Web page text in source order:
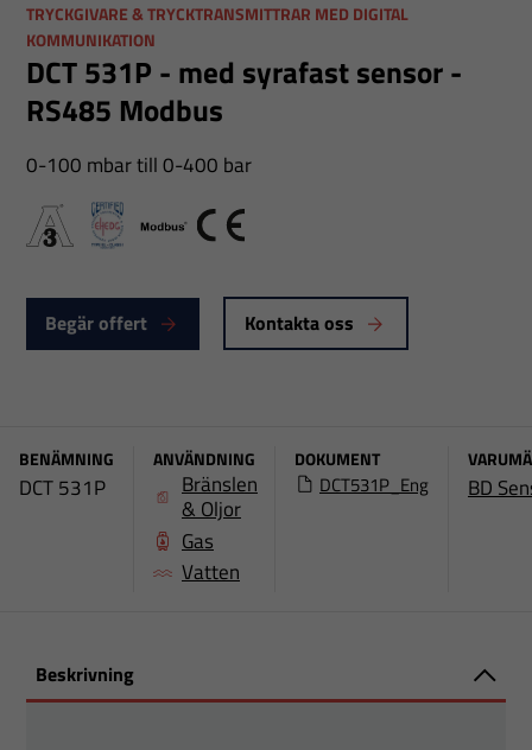
TRYCKGIVARE & TRYCKTRANSMITTRAR MED DIGITAL
KOMMUNIKATION
DCT 531P - med syrafast sensor -
RS485 Modbus
0-100 mbar till 0-400 bar
A3 EHEDG Certified
ModbusCE
Begär offert Kontakta oss
BENÄMNING
DCT 531P
ANVÄNDNING
Bränslen
& Oljor
Gas
Vatten
DOKUMENT
DCT531P_Eng BD
Beskrivning